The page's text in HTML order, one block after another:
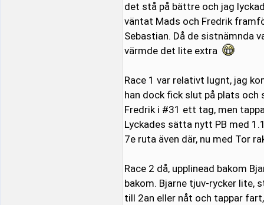
det stå på bättre och jag
väntat Mads och Fredrik
Sebastian. Då de sistnämnda
värmde det lite extra
Race 1 var relativt lugnt, jag
han dock fick slut på plats och
Fredrik i #31 ett tag, men
Lyckades sätta nytt PB med
7e ruta även där, nu med Tor
Race 2 då, upplinead bakom
bakom. Bjarne tjuv-rycker lite,
till 2an eller nåt och tappar